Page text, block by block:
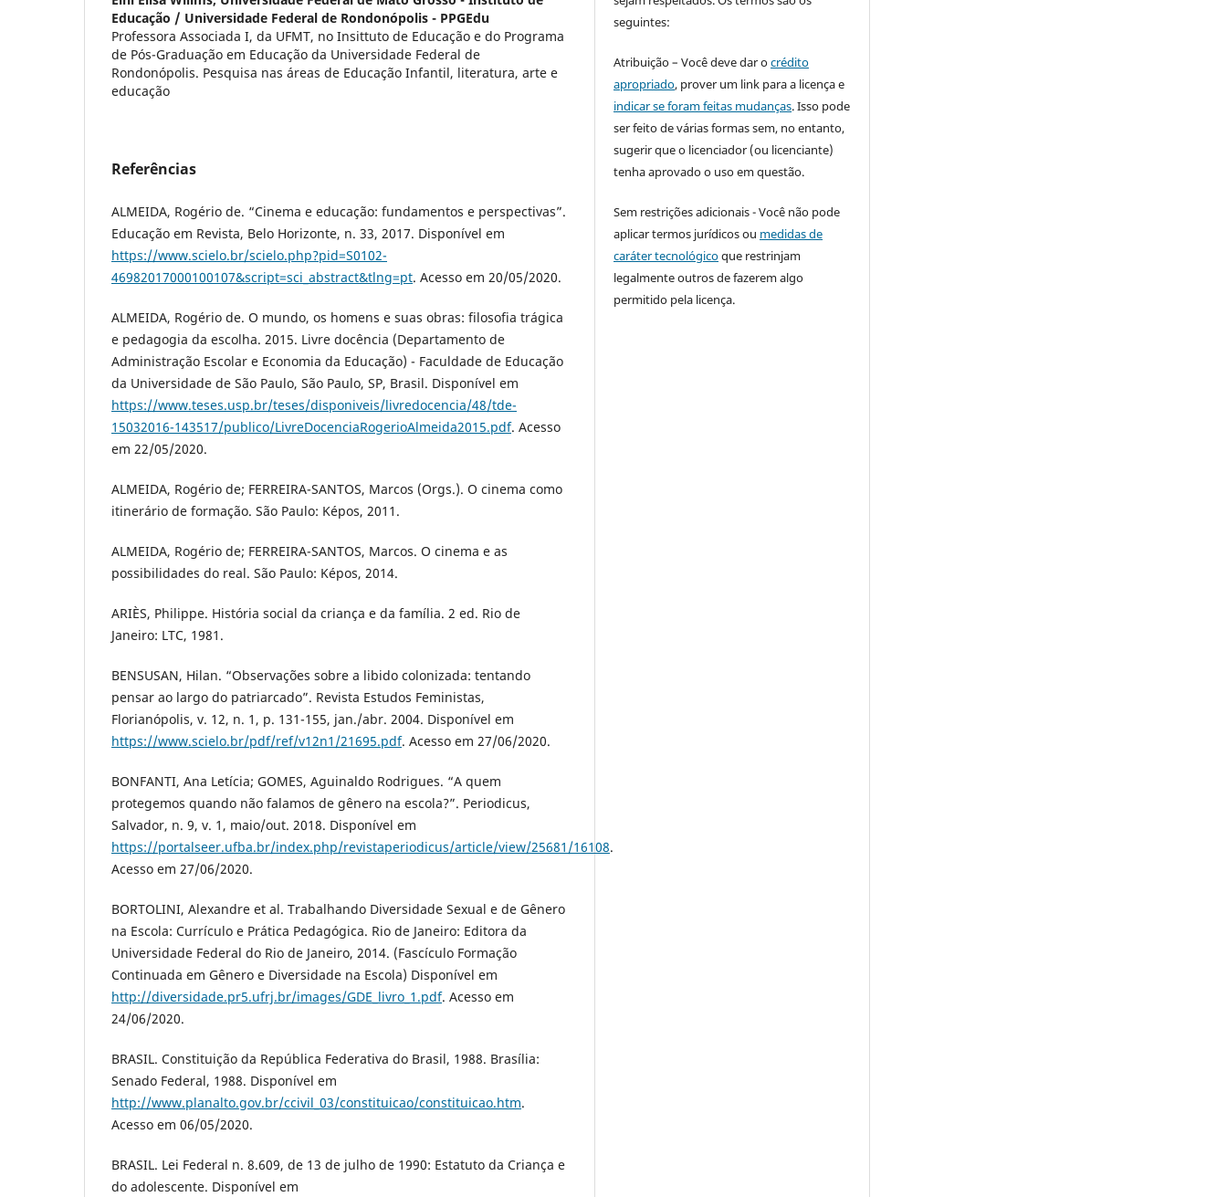
Educação / Universidade Federal de Rondonópolis - PPGEdu
Professora Associada I, da UFMT, no Insittuto de Educação e do Programa
de Pós-Graduação em Educação da Universidade Federal de
Rondonópolis. Pesquisa nas áreas de Educação Infantil, literatura, arte e
educação
Referências
ALMEIDA, Rogério de. “Cinema e educação: fundamentos e perspectivas”.
Educação em Revista, Belo Horizonte, n. 33, 2017. Disponível em
https://www.scielo.br/scielo.php?pid=S0102-
46982017000100107&script=sci_abstract&tlng=pt. Acesso em 20/05/2020.
ALMEIDA, Rogério de. O mundo, os homens e suas obras: filosofia trágica
e pedagogia da escolha. 2015. Livre docência (Departamento de
Administração Escolar e Economia da Educação) - Faculdade de Educação
da Universidade de São Paulo, São Paulo, SP, Brasil. Disponível em
https://www.teses.usp.br/teses/disponiveis/livredocencia/48/tde-
15032016-143517/publico/LivreDocenciaRogerioAlmeida2015.pdf. Acesso
em 22/05/2020.
ALMEIDA, Rogério de; FERREIRA-SANTOS, Marcos (Orgs.). O cinema como
itinerário de formação. São Paulo: Képos, 2011.
ALMEIDA, Rogério de; FERREIRA-SANTOS, Marcos. O cinema e as
possibilidades do real. São Paulo: Képos, 2014.
ARIÈS, Philippe. História social da criança e da família. 2 ed. Rio de
Janeiro: LTC, 1981.
BENSUSAN, Hilan. “Observações sobre a libido colonizada: tentando
pensar ao largo do patriarcado”. Revista Estudos Feministas,
Florianópolis, v. 12, n. 1, p. 131-155, jan./abr. 2004. Disponível em
https://www.scielo.br/pdf/ref/v12n1/21695.pdf. Acesso em 27/06/2020.
BONFANTI, Ana Letícia; GOMES, Aguinaldo Rodrigues. “A quem
protegemos quando não falamos de gênero na escola?”. Periodicus,
Salvador, n. 9, v. 1, maio/out. 2018. Disponível em
https://portalseer.ufba.br/index.php/revistaperiodicus/article/view/25681/16108.
Acesso em 27/06/2020.
BORTOLINI, Alexandre et al. Trabalhando Diversidade Sexual e de Gênero
na Escola: Currículo e Prática Pedagógica. Rio de Janeiro: Editora da
Universidade Federal do Rio de Janeiro, 2014. (Fascículo Formação
Continuada em Gênero e Diversidade na Escola) Disponível em
http://diversidade.pr5.ufrj.br/images/GDE_livro_1.pdf. Acesso em
24/06/2020.
BRASIL. Constituição da República Federativa do Brasil, 1988. Brasília:
Senado Federal, 1988. Disponível em
http://www.planalto.gov.br/ccivil_03/constituicao/constituicao.htm.
Acesso em 06/05/2020.
BRASIL. Lei Federal n. 8.609, de 13 de julho de 1990: Estatuto da Criança e
do adolescente. Disponível em
seguintes:
Atribuição – Você deve dar ocrédito
apropriado, prover um link para a licença e
indicar se foram feitas mudanças. Isso pode
ser feito de várias formas sem, no entanto,
sugerir que o licenciador (ou licenciante)
tenha aprovado o uso em questão.
Sem restrições adicionais - Você não pode
aplicar termos jurídicos ou medidas de
caráter tecnológicoque restrinjam
legalmente outros de fazerem algo
permitido pela licença.